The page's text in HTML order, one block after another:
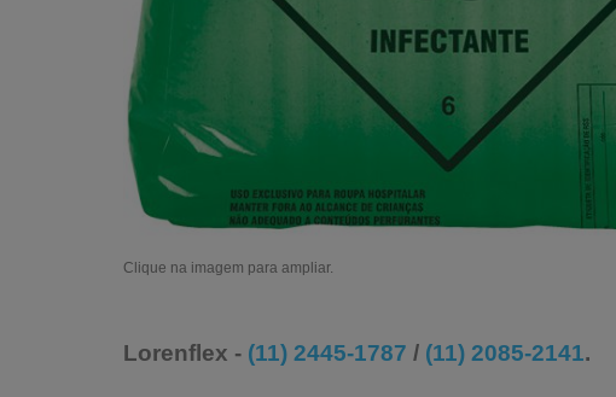
Clique na imagem para ampliar.
Lorenflex - (11) 2445-1787 / (11) 2085-2141.